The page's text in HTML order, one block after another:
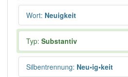
Wort: Neuigkeit
Typ: Substantiv
Silbentrennung: Neu•ig•keit